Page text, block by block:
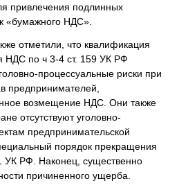
привлечения подлинных
«бумажного НДС».
отметили, что квалификация
НДС по ч 3-4 ст. 159 УК РФ
процессуальные риски при
предпринимателей,
возмещение НДС. Они также
отсутствуют уголовно-
предпринимательской
порядок прекращения
УК РФ. Наконец, существенно
причиненного ущерба.